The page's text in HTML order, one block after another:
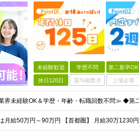
未経験歓迎 学歴不問 第二新卒OK
休日120日 賞与複数月 上場企業